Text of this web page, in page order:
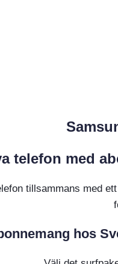
telefon med
tillsammans med
hos